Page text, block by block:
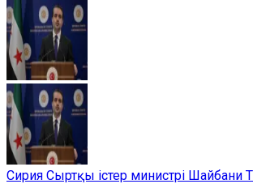
Сирия Сыртқы істер министрі Шайбани